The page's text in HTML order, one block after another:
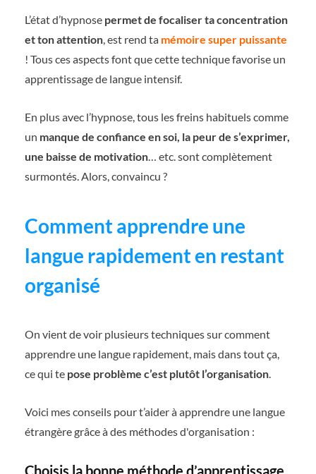
L’état d’hypnose permet de focaliser ta concentration
et ton attention , est rend ta mémoire super puissante
! Tous ces aspects font que cette technique favorise un
apprentissage de langue intensif.
En plus avec l’hypnose, tous les freins habituels comme
un manque de confiance en soi, la peur de s’exprimer,
une baisse de motivation … etc. sont complètement
surmontés. Alors, convaincu ?
Comment apprendre une
langue rapidement en restant
organisé
On vient de voir plusieurs techniques sur comment
apprendre une langue rapidement, mais dans tout ça,
ce qui te pose problème c’est plutôt l’organisation
Voici mes conseils pour t’aider à apprendre une langue
étrangère grâce à des méthodes d'organisation :
Choisis la bonne méthode d’apprentissage